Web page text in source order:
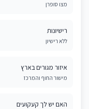
מצו סופרן
רישיונות
ללא רישיון
איזור מגורים בארץ
מישור החוף והמרכז
האם יש לך קעקועים